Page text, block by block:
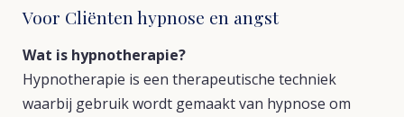
Voor Cliënten hypnose en angst
Wat is hypnotherapie?
Hypnotherapie is een therapeutische techniek
waarbij gebruik wordt gemaakt van hypnose om